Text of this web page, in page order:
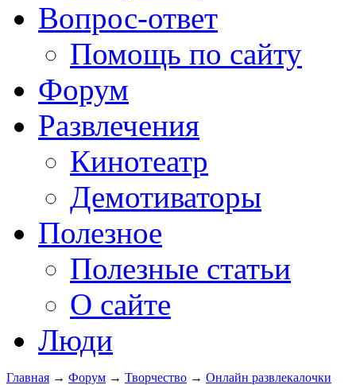
Вопрос-ответ
Помощь по сайту
Форум
Развлечения
Кинотеатр
Демотиваторы
Полезное
Полезные статьи
О сайте
Люди
Главная → Форум → Творчество → Онлайн развлекалочки